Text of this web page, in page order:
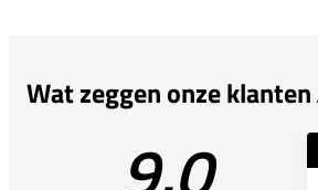
Wat zeggen onze klanten